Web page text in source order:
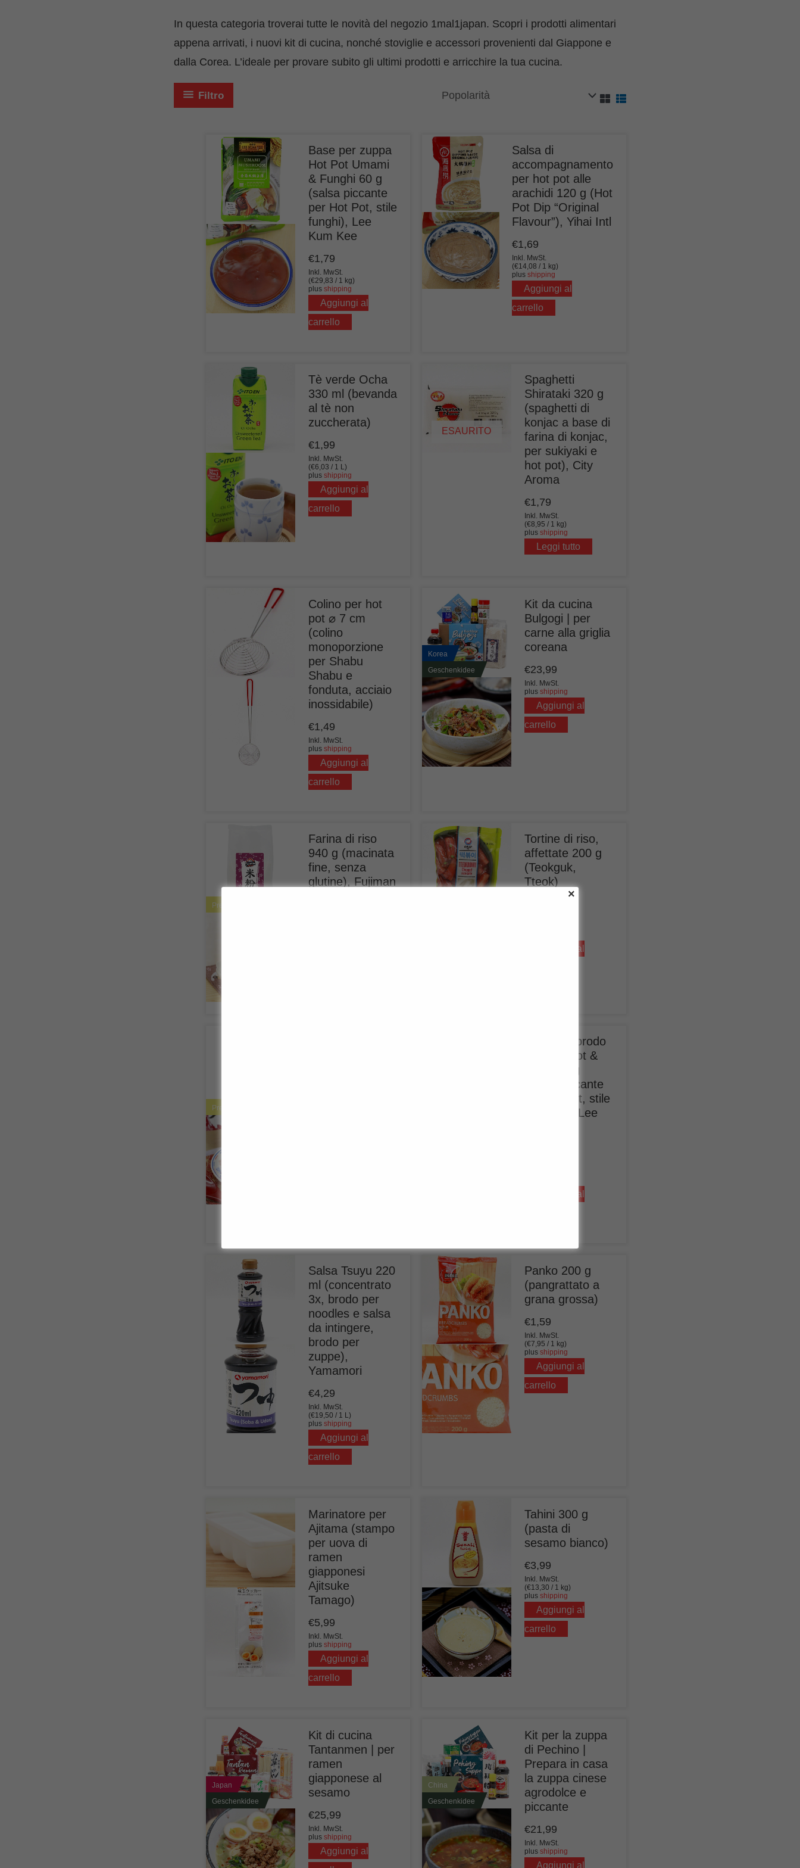
In questa categoria troverai tutte le novità del negozio 1mal1japan. Scopri i prodotti alimentari
appena arrivati, i nuovi kit di cucina, nonché stoviglie e accessori provenienti dal Giappone e
dalla Corea. L’ideale per provare subito gli ultimi prodotti e arricchire la tua cucina.
Filtro
Base per zuppa
Hot Pot Umami
& Funghi 60 g
(salsa piccante
per Hot Pot, stile
funghi), Lee
Kum Kee
€1,79
Inkl. MwSt.
(€29,83 / 1 kg)
plus shipping
Aggiungi al
carrello
Salsa di
accompagnamento
per hot pot alle
arachidi 120 g (Hot
Pot Dip “Original
Flavour”), Yihai Intl
€1,69
Inkl. MwSt.
(€14,08 / 1 kg)
plusshipping
Aggiungi al
carrello
Tè verde Ocha
330 ml (bevanda
al tè non
zuccherata)
€1,99
Inkl. MwSt.
(€6,03 / 1 L)
plus shipping
Aggiungi al
carrello
ESAURITO
Spaghetti
Shirataki 320 g
(spaghetti di
konjac a base di
farina di konjac,
per sukiyaki e
hot pot), City
Aroma
€1,79
Inkl. MwSt.
(€8,95 / 1 kg)
plus shipping
Leggi tutto
Colino per hot
pot ⌀ 7 cm
(colino
monoporzione
per Shabu
Shabu e
fonduta, acciaio
inossidabile)
€1,49
Inkl. MwSt.
plus shipping
Aggiungi al
carrello
Korea
Geschenkidee
Kit da cucina
Bulgogi | per
carne alla griglia
coreana
€23,99
Inkl. MwSt.
plus shipping
Aggiungi al
carrello
Premium
Farina di riso
940 g (macinata
fine, senza
glutine), Fujiman
Tortine di riso,
affettate 200 g
(Teokguk,
Tteok)
Aggiungi al
Premium
Base per brodo
Hot Pot Hot &
Spicy 70 g
(salsa piccante
per hot pot, stile
Sichuan), Lee
Aggiungi al
Salsa Tsuyu 220
ml (concentrato
3x, brodo per
noodles e salsa
da intingere,
brodo per
zuppe),
Yamamori
€4,29
Inkl. MwSt.
(€19,50 / 1 L)
plus shipping
Aggiungi al
carrello
Panko 200 g
(pangrattato a
grana grossa)
€1,59
Inkl. MwSt.
(€7,95 / 1 kg)
plus shipping
Aggiungi al
carrello
Marinatore per
Ajitama (stampo
per uova di
ramen
giapponesi
Ajitsuke
Tamago)
€5,99
Inkl. MwSt.
plus shipping
Aggiungi al
carrello
Tahini 300 g
(pasta di
sesamo bianco)
€3,99
Inkl. MwSt.
(€13,30 / 1 kg)
plus shipping
Aggiungi al
carrello
Japan
Geschenkidee
Kit di cucina
Tantanmen | per
ramen
giapponese al
sesamo
€25,99
Inkl. MwSt.
plus shipping
Aggiungi al
China
Geschenkidee
Kit per la zuppa
di Pechino |
Prepara in casa
la zuppa cinese
agrodolce e
piccante
€21,99
Inkl. MwSt.
plus shipping
Aggiungi al